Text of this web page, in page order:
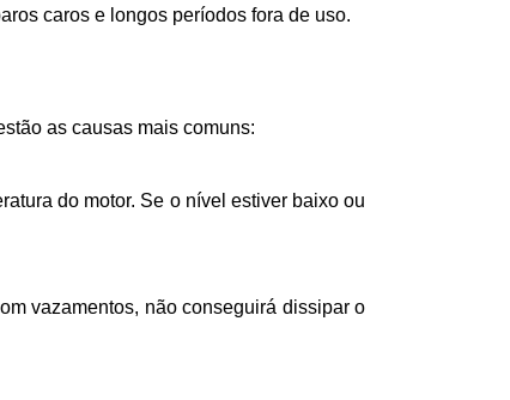
caros e longos períodos fora de uso.
as causas mais comuns: